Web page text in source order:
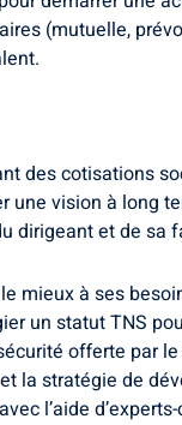
(mutuelle,
des cotisations
une vision à long
dirigeant et de sa
mieux à ses
un statut TNS
offerte par
la stratégie de
l’aide